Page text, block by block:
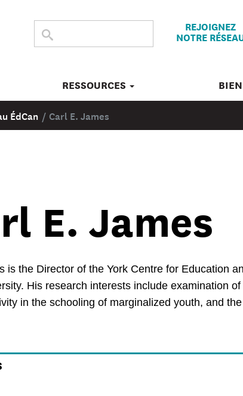
DANS
Submit
search
REJOIGNEZ
NOTRE
RESSOURCES
ÉdCan / Carl E. James
E. James
is the Director of the York Centre for Education
His research interests include examination
in the schooling of marginalized youth, and